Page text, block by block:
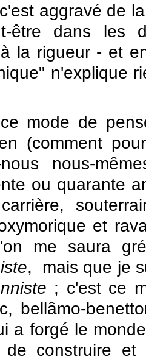
aggravé de
être dans les
la rigueur - et
n'explique
mode de
(comment
nous nous-
ou quarante
et
me saura
,
mais que je
; c'est ce
bellâmo-
a forgé le
de construire